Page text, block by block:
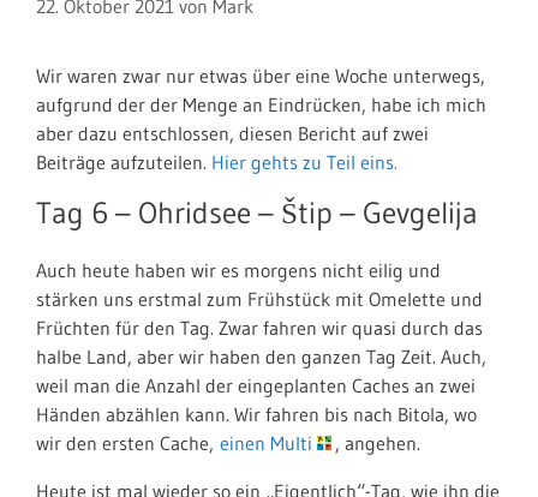
22. Oktober 2021 von Mark
Wir waren zwar nur etwas über eine Woche unterwegs,
aufgrund der der Menge an Eindrücken, habe ich mich
aber dazu entschlossen, diesen Bericht auf zwei
Beiträge aufzuteilen. Hier gehts zu Teil eins.
Tag 6 – Ohridsee – Štip – Gevgelija
Auch heute haben wir es morgens nicht eilig und
stärken uns erstmal zum Frühstück mit Omelette und
Früchten für den Tag. Zwar fahren wir quasi durch das
halbe Land, aber wir haben den ganzen Tag Zeit. Auch,
weil man die Anzahl der eingeplanten Caches an zwei
Händen abzählen kann. Wir fahren bis nach Bitola, wo
wir den ersten Cache, einen Multi
, angehen.
Heute ist mal wieder so ein „Eigentlich“-Tag, wie ihn die